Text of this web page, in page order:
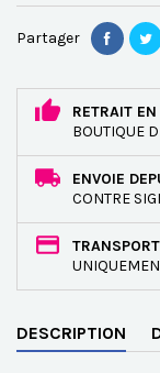
Partager
RETRAIT
BOUTIQUE
ENVOIE
CONTRE
DESCRIPTION